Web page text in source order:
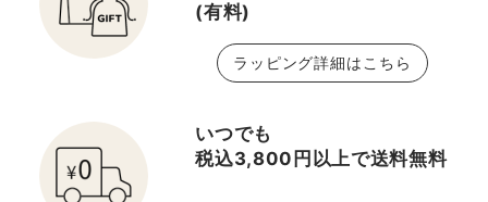
(有料)
ラッピング詳細はこちら
いつでも
税込3,800円以上で送料無料